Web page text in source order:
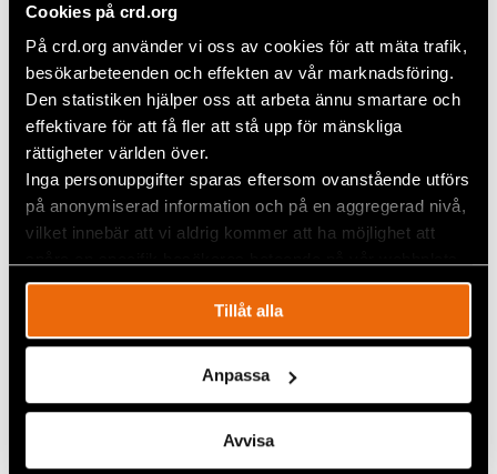
Cookies på crd.org
På crd.org använder vi oss av cookies för att mäta trafik,
besökarbeteenden och effekten av vår marknadsföring.
Den statistiken hjälper oss att arbeta ännu smartare och
effektivare för att få fler att stå upp för mänskliga
rättigheter världen över.
Inga personuppgifter sparas eftersom ovanstående utförs
på anonymiserad information och på en aggregerad nivå,
vilket innebär att vi aldrig kommer att ha möjlighet att
Tillåt alla
Anpassa
Avvisa
Vidare tar staten upp den så kallade
omyndighetsförklaringen av samerna – att samer
historiskt sett ansetts själva inte kunna hantera
förvaltningen av jakt- och fiskerätten, mot
bakgrund av rasbiologiska föreställningar om
bristande förmågor hos samerna att sköta sina
egna angelägenheter – som ett rättfärdigande av
att kronan, inte samerna, hade rättigheterna till
jakt och fiske. Här blir det onekligen unket. Och här
illustreras tydligt vad advokat Danowsky, ombud
för samebyn, poängterade i sin slutreplik: att staten
helt bortser från den tidsanda som rådde då dessa
regleringar kom till stånd. Den bortser från
nationalstatens ställning, kulturhierarkin, och det
överhetsperspektiv gentemot samerna som
argumentation inte bara historielös utan också